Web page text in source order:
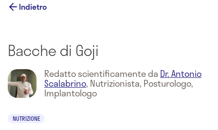
Indietro
Bacche di Goji
Redatto scientificamente da Dr. Antonio
Scalabrino, Nutrizionista, Posturologo,
Implantologo
NUTRIZIONE